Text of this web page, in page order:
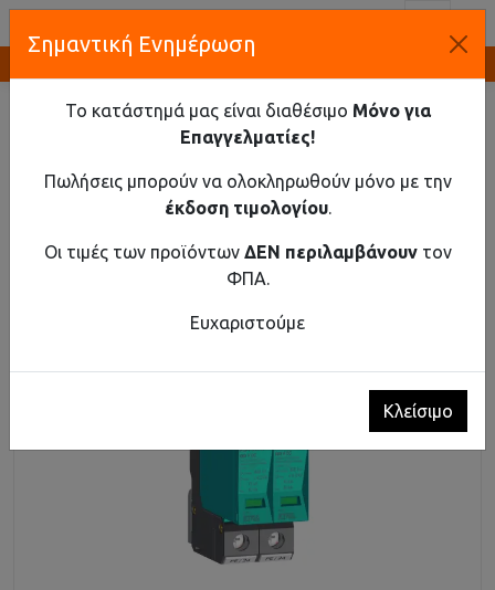
ΑΡΧΙΚΉ
ΥΛΙΚΌ ΡΆΓΑΣ
ΑΝΤΙΚΕΡΑΥΝΙΚΆ
ΑΝΤΙΚΕΡΑΥΝΙΚΌ DC T2 600V 2-ΠΌΛΟΙ 40KA ΜΕ
Αντικεραυνικό DC T2 600V 2-πόλοι 40kA με
επικοινωνία
Σημαντική Ενημέρωση
Το κατάστημά μας είναι διαθέσιμο Μόνο για
Επαγγελματίες!
Πωλήσεις μπορούν να ολοκληρωθούν μόνο με την
έκδοση τιμολογίου.
Οι τιμές των προϊόντων ΔΕΝ περιλαμβάνουντον
ΦΠΑ.
Ευχαριστούμε
Κλείσιμο